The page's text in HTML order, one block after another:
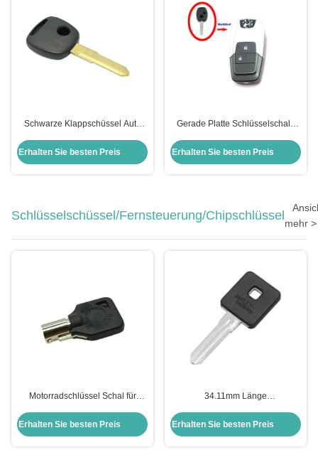
Schwarze Klappschüssel Auto
Schüssel mit Knopf Auto
Schlüssel Schüssel Ersatzkoffer
Erhalten Sie besten Preis
Gerade Platte Schlüsselschale
Backen Klappbare Honda
Autoschlüssel Schal Ersatz
Erhalten Sie besten Preis
Schlüsselschüssel/Fernsteuerung/Chipschlüssel
mehr
Motorradschlüssel Schal für
Schlüssel für US H-arley
Motorrad
Erhalten Sie besten Preis
34.11mm Länge
Harley-Davidson Keyblade
Erhalten Sie besten Preis